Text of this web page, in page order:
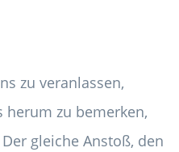
zu veranlassen,
zu bemerken,
gleiche Anstoß, den